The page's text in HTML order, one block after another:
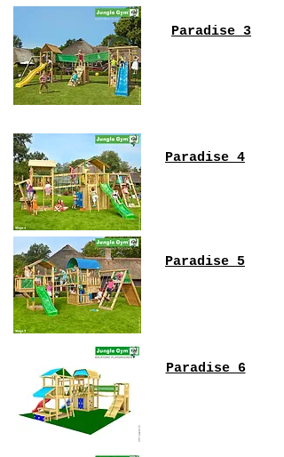
Paradise 3
Paradise 4
Paradise 5
Paradise 6